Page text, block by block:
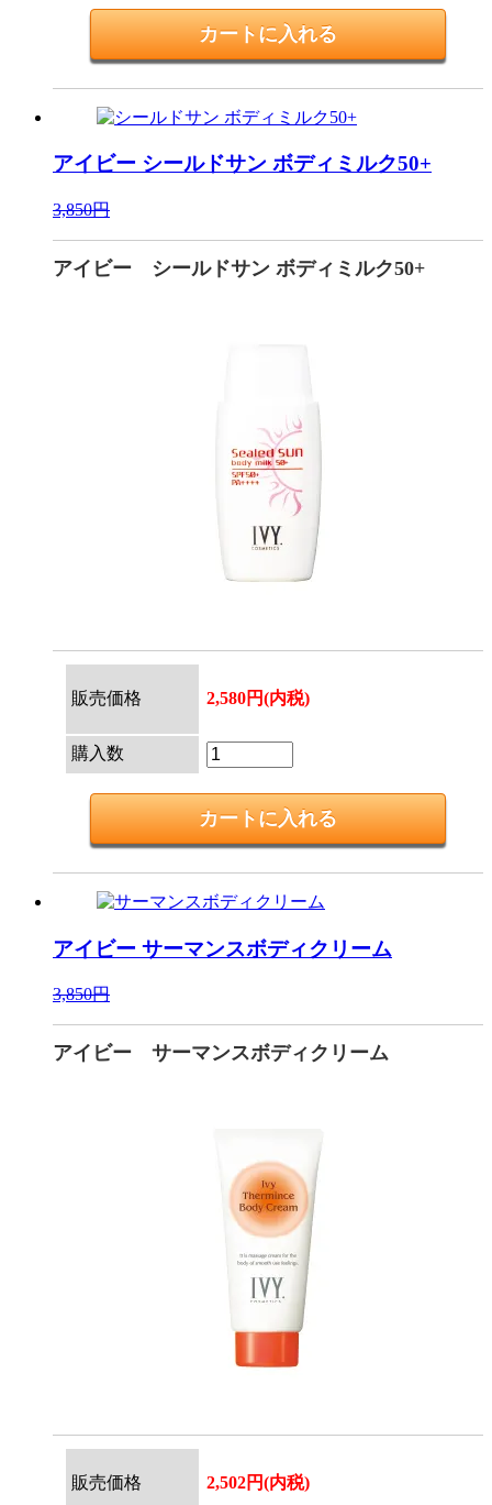
アイビー シールドサン ボディミルク50+
3,850円
アイビー シールドサン ボディミルク50+
販売価格 2,580円(内税)
購入数
アイビー サーマンスボディクリーム
3,850円
アイビー サーマンスボディクリーム
販売価格 2,502円(内税)